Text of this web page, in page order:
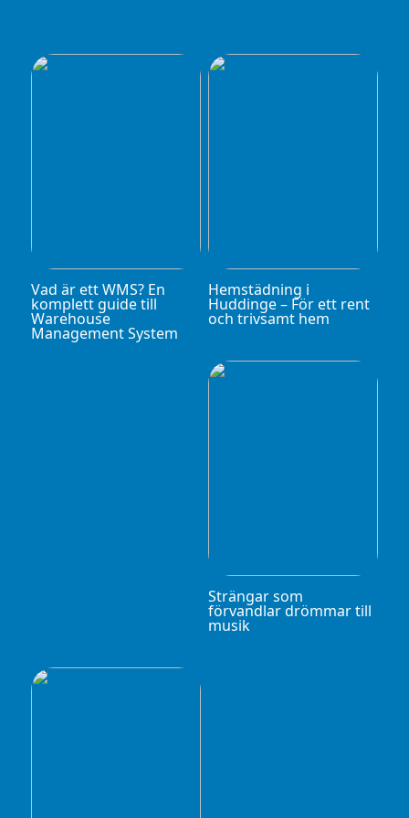
Vad är ett WMS? En
komplett guide till
Warehouse
Management System
Hemstädning i
Huddinge – För ett rent
och trivsamt hem
Strängar som
förvandlar drömmar till
musik